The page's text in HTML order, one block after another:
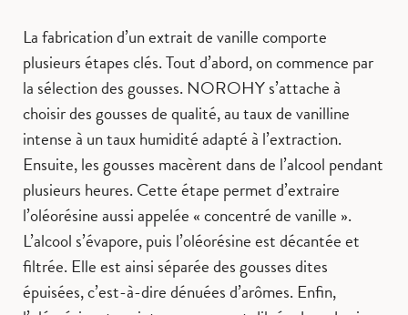
La fabrication d’un extrait de vanille comporte
plusieurs étapes clés. Tout d’abord, on commence par
la sélection des gousses. NOROHY s’attache à
choisir des gousses de qualité, au taux de vanilline
intense à un taux humidité adapté à l’extraction.
Ensuite, les gousses macèrent dans de l’alcool pendant
plusieurs heures. Cette étape permet d’extraire
l’oléorésine aussi appelée « concentré de vanille ».
L’alcool s’évapore, puis l’oléorésine est décantée et
filtrée. Elle est ainsi séparée des gousses dites
épuisées, c’est-à-dire dénuées d’arômes. Enfin,